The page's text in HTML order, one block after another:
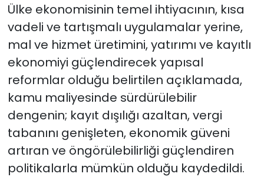
Ülke ekonomisinin temel ihtiyacının, kısa
vadeli ve tartışmalı uygulamalar yerine,
mal ve hizmet üretimini, yatırımı ve kayıtlı
ekonomiyi güçlendirecek yapısal
reformlar olduğu belirtilen açıklamada,
kamu maliyesinde sürdürülebilir
dengenin; kayıt dışılığı azaltan, vergi
tabanını genişleten, ekonomik güveni
artıran ve öngörülebilirliği güçlendiren
politikalarla mümkün olduğu kaydedildi.